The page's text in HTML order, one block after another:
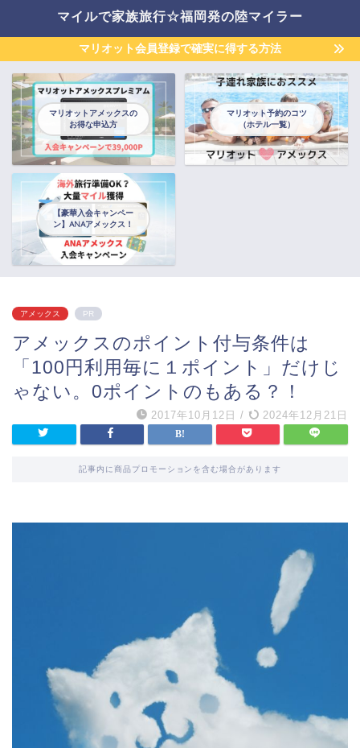
マイルで家族旅行☆福岡発の陸マイラー
マリオット会員登録で確実に得する方法
マリオットアメックスの
お得な申込方
マリオット予約のコツ
（ホテル一覧）
【豪華入会キャンペー
ン】ANAアメックス！
アメックス PR
アメックスのポイント付与条件は
「100円利用毎に１ポイント」だけじ
ゃない。0ポイントのもある？！
2017年10月12日 / 2024年12月21日
記事内に商品プロモーションを含む場合があります